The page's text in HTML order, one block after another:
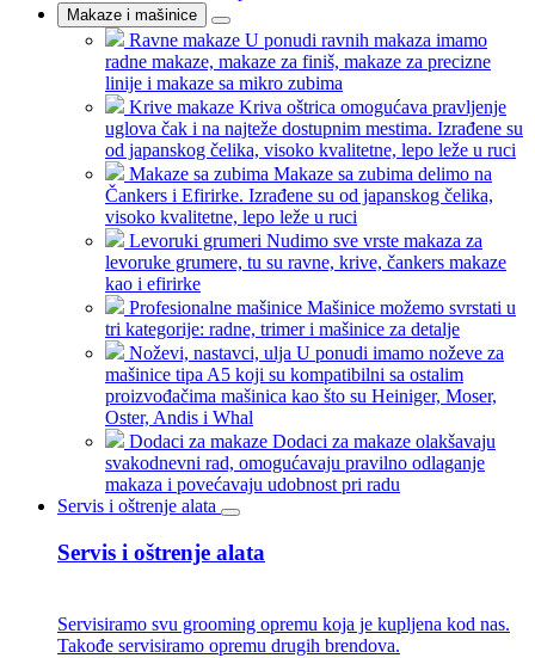
Makaze i mašinice
Ravne makaze U ponudi ravnih makaza imamo
radne makaze, makaze za finiš, makaze za precizne
linije i makaze sa mikro zubima
Krive makaze Kriva oštrica omogućava pravljenje
uglova čak i na najteže dostupnim mestima. Izrađene su
od japanskog čelika, visoko kvalitetne, lepo leže u ruci
Makaze sa zubima Makaze sa zubima delimo na
Čankers i Efirirke. Izrađene su od japanskog čelika,
visoko kvalitetne, lepo leže u ruci
Levoruki grumeri Nudimo sve vrste makaza za
levoruke grumere, tu su ravne, krive, čankers makaze
kao i efirirke
Profesionalne mašinice Mašinice možemo svrstati u
tri kategorije: radne, trimer i mašinice za detalje
Noževi, nastavci, ulja U ponudi imamo noževe za
mašinice tipa A5 koji su kompatibilni sa ostalim
proizvođačima mašinica kao što su Heiniger, Moser,
Oster, Andis i Whal
Dodaci za makaze Dodaci za makaze olakšavaju
svakodnevni rad, omogućavaju pravilno odlaganje
makaza i povećavaju udobnost pri radu
Servis i oštrenje alata
Servis i oštrenje alata
Servisiramo svu grooming opremu koja je kupljena kod nas.
Takođe servisiramo opremu drugih brendova.